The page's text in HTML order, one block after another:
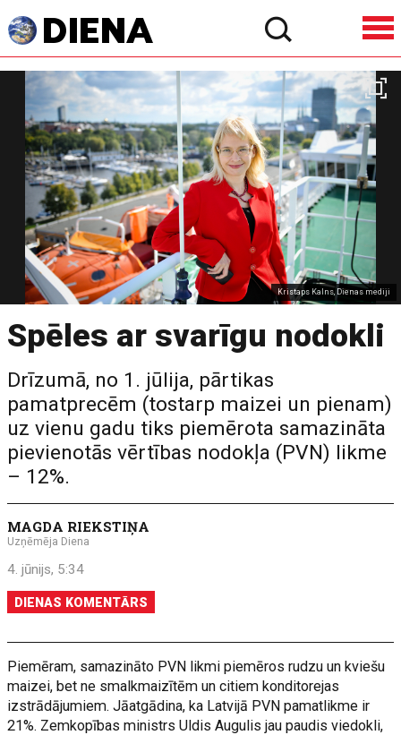
Kristaps Kalns, Dienas mediji
Spēles ar svarīgu nodokli
Drīzumā, no 1. jūlija, pārtikas
pamatprecēm (tostarp maizei un pienam)
uz vienu gadu tiks piemērota samazināta
pievienotās vērtības nodokļa (PVN) likme
– 12%.
MAGDA RIEKSTIŅA
Uzņēmēja Diena
4. jūnijs, 5:34
DIENAS KOMENTĀRS
Piemēram, samazināto PVN likmi piemēros rudzu un kviešu
maizei, bet ne smalkmaizītēm un citiem konditorejas
izstrādājumiem. Jāatgādina, ka Latvijā PVN pamatlikme ir
21%. Zemkopības ministrs Uldis Augulis jau paudis viedokli,